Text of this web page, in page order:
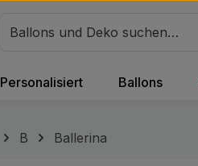
Personalisiert Ballons
B
Ballerina